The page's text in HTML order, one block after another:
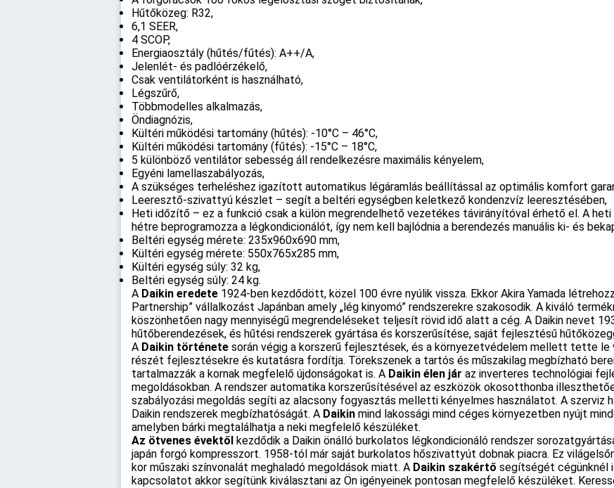
Hűtőközeg: R32,
6,1 SEER,
4 SCOP,
Energiaosztály (hűtés/fűtés): A++/A,
Jelenlét- és padlóérzékelő,
Csak ventilátorként is használható,
Légszűrő,
Többmodelles alkalmazás,
Öndiagnózis,
Kültéri működési tartomány (hűtés): -10°C – 46°C,
Kültéri működési tartomány (fűtés): -15°C – 18°C,
5 különböző ventilátor sebesség áll rendelkezésre maximális kényelem,
Egyéni lamellaszabályozás,
A szükséges terheléshez igazított automatikus légáramlás beállítással az optimális komfort
Leeresztő-szivattyú készlet – segít a beltéri egységben keletkező kondenzvíz leeresztésében,
Heti időzítő – ez a funkció csak a külön megrendelhető vezetékes távirányítóval érhető el. A
hétre beprogramozza a légkondicionálót, így nem kell bajlódnia a berendezés manuális ki- és
Beltéri egység mérete: 235x960x690 mm,
Kültéri egység mérete: 550x765x285 mm,
Kültéri egység súly: 32 kg,
Beltéri egység súly: 24 kg.
A Daikin eredete1924-ben kezdődött, közel 100 évre nyúlik vissza. Ekkor Akira Yamada
Partnership” vállalkozást Japánban amely „lég kinyomó” rendszerekre szakosodik. A kiváló
köszönhetően nagy mennyiségű megrendeléseket teljesít rövid idő alatt a cég. A Daikin nevet
hűtőberendezések, és hűtési rendszerek gyártása és korszerűsítése, saját fejlesztésű
A Daikin történetesorán végig a korszerű fejlesztések, és a környezetvédelem mellett tette
részét fejlesztésekre és kutatásra fordítja. Törekszenek a tartós és műszakilag megbízható
tartalmazzák a kornak megfelelő újdonságokat is. A Daikin élen jár az inverteres technológiai
megoldásokban. A rendszer automatika korszerűsítésével az eszközök okosotthonba
szabályozási megoldás segíti az alacsony fogyasztás melletti kényelmes használatot. A szerviz
Daikin rendszerek megbízhatóságát. A Daikin mind lakossági mind céges környezetben nyújt
amelyben bárki megtalálhatja a neki megfelelő készüléket.
Az ötvenes évektőlkezdődik a Daikin önálló burkolatos légkondicionáló rendszer
japán forgó kompresszort. 1958-tól már saját burkolatos hőszivattyút dobnak piacra. Ez
kor műszaki színvonalát meghaladó megoldások miatt. A Daikin szakértő segítségét cégünknél
kapcsolatot akkor segítünk kiválasztani az Ön igényeinek pontosan megfelelő készüléket.